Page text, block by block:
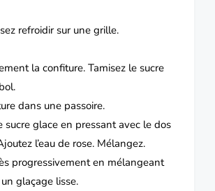
refroidir sur une grille.
la confiture. Tamisez le sucre
dans une passoire.
sucre glace en pressant avec le dos
l’eau de rose. Mélangez.
progressivement en mélangeant
glaçage lisse.